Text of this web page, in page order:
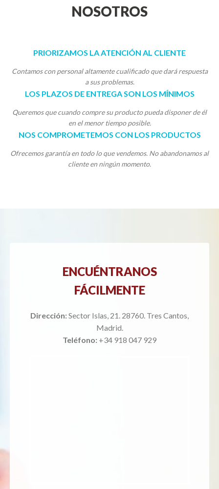
NOSOTROS
PRIORIZAMOS LA ATENCIÓN AL CLIENTE
Contamos con personal altamente cualificado que dará respuesta
a sus problemas.
LOS PLAZOS DE ENTREGA SON LOS MÍNIMOS
Queremos que cuando compre su producto pueda disponer de él
en el menor tiempo posible.
NOS COMPROMETEMOS CON LOS PRODUCTOS
Ofrecemos garantía en todo lo que vendemos. No abandonamos al
cliente en ningún momento.
ENCUÉNTRANOS
FÁCILMENTE
Dirección:Sector Islas, 21. 28760. Tres Cantos,
Madrid.
Teléfono: +34 918 047 929